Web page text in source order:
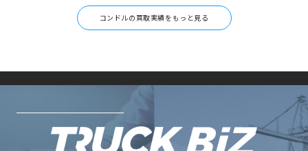
コンドルの買取実績をもっと見る